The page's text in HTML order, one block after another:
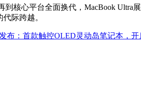
核心平台全面换代，MacBook
代际跨越。
布：首款触控OLED灵动岛笔记本，